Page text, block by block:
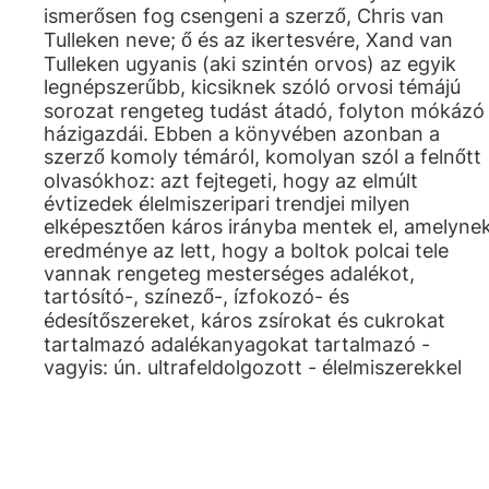
ismerősen fog csengeni a szerző, Chris van
Tulleken neve; ő és az ikertesvére, Xand van
Tulleken ugyanis (aki szintén orvos) az egyik
legnépszerűbb, kicsiknek szóló orvosi témájú
sorozat rengeteg tudást átadó, folyton mókázó
házigazdái. Ebben a könyvében azonban a
szerző komoly témáról, komolyan szól a felnőtt
olvasókhoz: azt fejtegeti, hogy az elmúlt
évtizedek élelmiszeripari trendjei milyen
elképesztően káros irányba mentek el,
eredménye az lett, hogy a boltok polcai tele
vannak rengeteg mesterséges adalékot,
tartósító-, színező-, ízfokozó- és
édesítőszereket, káros zsírokat és cukrokat
tartalmazó adalékanyagokat tartalmazó -
vagyis: ún. ultrafeldolgozott - élelmiszerekkel